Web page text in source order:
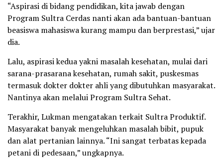
“Aspirasi di bidang pendidikan, kita jawab dengan
Program Sultra Cerdas nanti akan ada bantuan-bantuan
beasiswa mahasiswa kurang mampu dan berprestasi,” ujar
dia.
Lalu, aspirasi kedua yakni masalah kesehatan, mulai dari
sarana-prasarana kesehatan, rumah sakit, puskesmas
termasuk dokter dokter ahli yang dibutuhkan masyarakat.
Nantinya akan melalui Program Sultra Sehat.
Terakhir, Lukman mengatakan terkait Sultra Produktif.
Masyarakat banyak mengeluhkan masalah bibit, pupuk
dan alat pertanian lainnya. “Ini sangat terbatas kepada
petani di pedesaan,” ungkapnya.